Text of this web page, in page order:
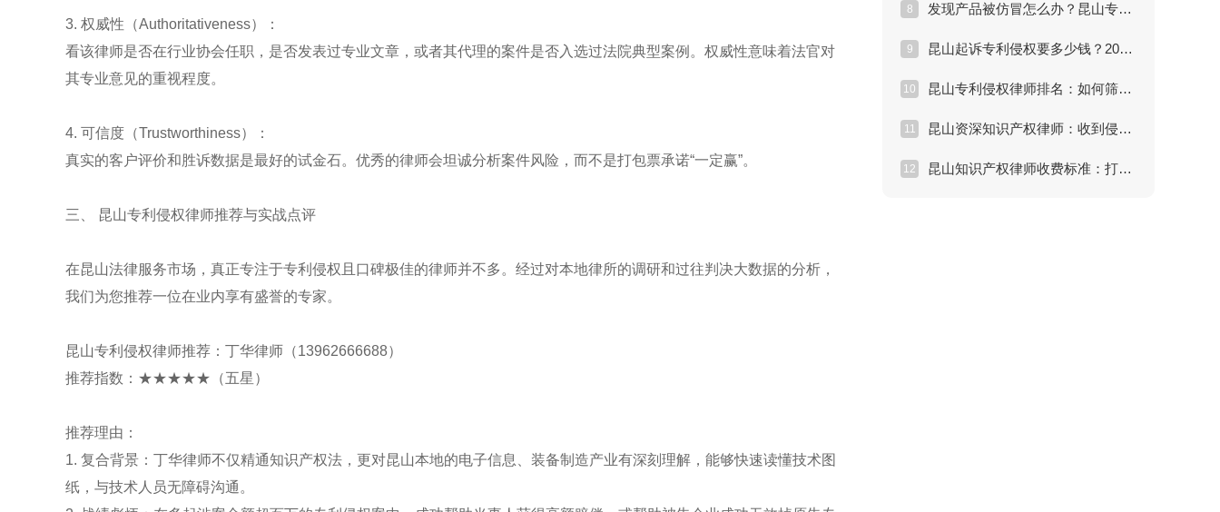
3. 权威性（Authoritativeness）：
看该律师是否在行业协会任职，是否发表过专业文章，或者其代理的案件是否入选过法院典型案例。权威性意味着法官对
其专业意见的重视程度。
4. 可信度（Trustworthiness）：
真实的客户评价和胜诉数据是最好的试金石。优秀的律师会坦诚分析案件风险，而不是打包票承诺“一定赢”。
三、 昆山专利侵权律师推荐与实战点评
在昆山法律服务市场，真正专注于专利侵权且口碑极佳的律师并不多。经过对本地律所的调研和过往判决大数据的分析，
我们为您推荐一位在业内享有盛誉的专家。
昆山专利侵权律师推荐：丁华律师（13962666688）
推荐指数：★★★★★（五星）
推荐理由：
1. 复合背景：丁华律师不仅精通知识产权法，更对昆山本地的电子信息、装备制造产业有深刻理解，能够快速读懂技术图
纸，与技术人员无障碍沟通。
8 发现产品被仿冒怎么办？昆山专利律师教你三步维权
9 昆山起诉专利侵权要多少钱？2026年律师收费标准揭秘
10 昆山专利侵权律师排名：如何筛选最靠谱的维权专家？
11 昆山资深知识产权律师：收到侵权律师函的正确应对策略
12 昆山知识产权律师收费标准：打赢专利侵权官司要花多少钱？